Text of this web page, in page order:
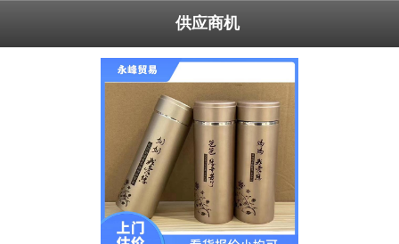
供应商机